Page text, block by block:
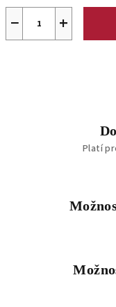
+
−
Platí